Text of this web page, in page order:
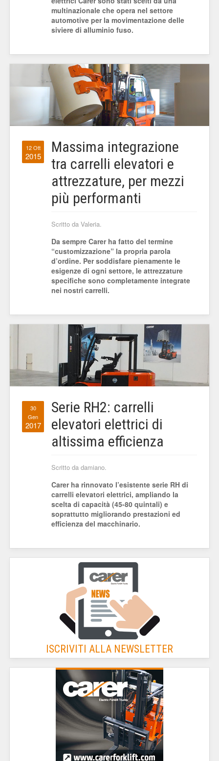
multinazionale che opera nel settore
automotive per la movimentazione delle
siviere di alluminio fuso.
12 Ott
2015
Massima integrazione
tra carrelli elevatori e
attrezzature, per mezzi
più performanti
Scritto da Valeria.
Da sempre Carer ha fatto del termine
“customizzazione” la propria parola
d’ordine. Per soddisfare pienamente le
esigenze di ogni settore, le attrezzature
specifiche sono completamente integrate
nei nostri carrelli.
30
Gen
2017
Serie RH2: carrelli
elevatori elettrici di
altissima efficienza
Scritto da damiano.
Carer ha rinnovato l’esistente serie RH di
carrelli elevatori elettrici, ampliando la
scelta di capacità (45-80 quintali) e
soprattutto migliorando prestazioni ed
efficienza del macchinario.
ISCRIVITI ALLA NEWSLETTER